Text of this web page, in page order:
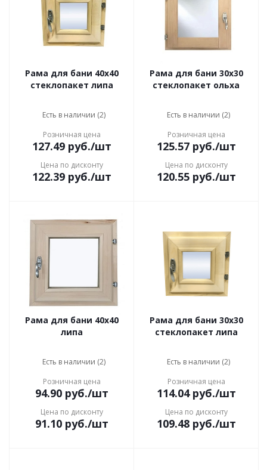
Рама для бани 40x40
стеклопакет липа
Есть в наличии (2)
Розничная цена
127.49руб./шт
Цена по дисконту
122.39руб./шт
Рама для бани 30x30
стеклопакет ольха
Есть в наличии (2)
Розничная цена
125.57руб./шт
Цена по дисконту
120.55руб./шт
Рама для бани 40x40
липа
Есть в наличии (2)
Розничная цена
94.90руб./шт
Цена по дисконту
91.10руб./шт
Рама для бани 30x30
стеклопакет липа
Есть в наличии (2)
Розничная цена
114.04руб./шт
Цена по дисконту
109.48руб./шт